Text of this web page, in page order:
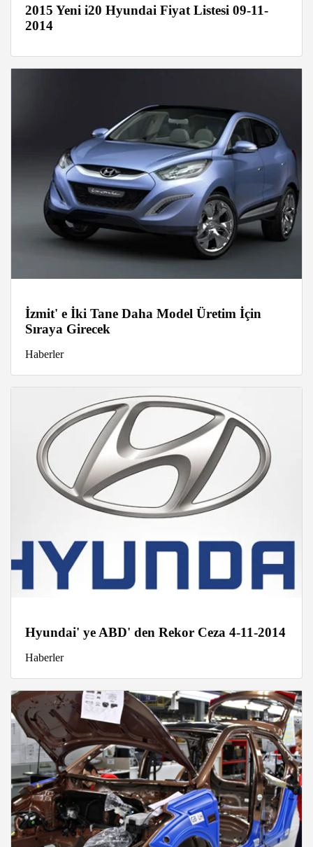
2015 Yeni i20 Hyundai Fiyat Listesi 09-11-
2014
İzmit' e İki Tane Daha Model Üretim İçin
Sıraya Girecek
Haberler
Hyundai' ye ABD' den Rekor Ceza 4-11-2014
Haberler